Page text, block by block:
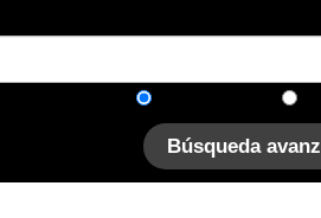
Búsqueda